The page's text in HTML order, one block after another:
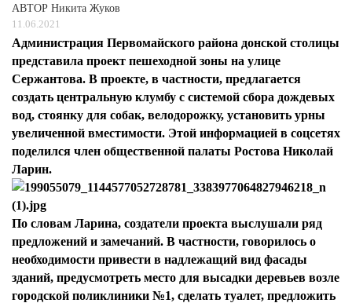
АВТОР Никита Жуков
11.06.2021
Администрация Первомайского района донской столицы
представила проект пешеходной зоны на улице
Сержантова. В проекте, в частности, предлагается
создать центральную клумбу с системой сбора дождевых
вод, стоянку для собак, велодорожку, установить урны
увеличенной вместимости. Этой информацией в соцсетях
поделился член общественной палаты Ростова Николай
Ларин.
По словам Ларина, создатели проекта выслушали ряд
предложений и замечаний. В частности, говорилось о
необходимости привести в надлежащий вид фасады
зданий, предусмотреть место для высадки деревьев возле
городской поликлиники №1, сделать туалет, предложить